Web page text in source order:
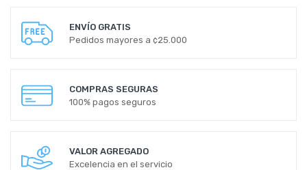
ENVÍO GRATIS
Pedidos mayores a ¢25.000
COMPRAS SEGURAS
100% pagos seguros
VALOR AGREGADO
Excelencia en el servicio